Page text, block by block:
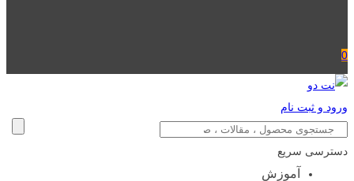
0
ورود و ثبت نام
دسترسی سریع
آموزش